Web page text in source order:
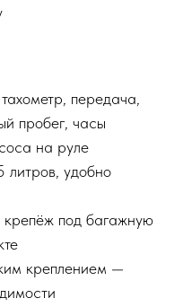
передача,
пробег, часы
на руле
литров, удобно
крепёж под багажную
креплением —